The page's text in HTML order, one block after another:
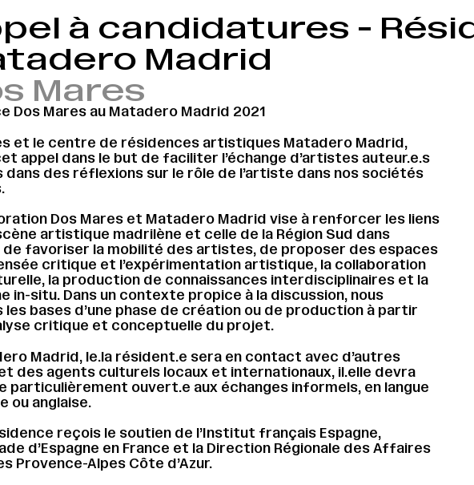
à candidatures -
Madrid
Mares
→
Dos Mares au Matadero Madrid 2021
et le centre de résidences artistiques Matadero Madrid,
appel dans le but de faciliter l’échange d’artistes auteur.e.s
dans des réflexions sur le rôle de l’artiste dans nos sociétés
Dos Mares et Matadero Madrid vise à renforcer les liens
artistique madrilène et celle de la Région Sud dans
de favoriser la mobilité des artistes, de proposer des espaces
critique et l’expérimentation artistique, la collaboration
la production de connaissances interdisciplinaires et la
in-situ. Dans un contexte propice à la discussion, nous
les bases d’une phase de création ou de production à partir
critique et conceptuelle du projet.
Madrid, le.la résident.e sera en contact avec d’autres
des agents culturels locaux et internationaux, il.elle devra
particulièrement ouvert.e aux échanges informels, en langue
ou anglaise.
reçois le soutien de l’Institut français Espagne,
d’Espagne en France et la Direction Régionale des Affaires
Provence-Alpes Côte d’Azur.